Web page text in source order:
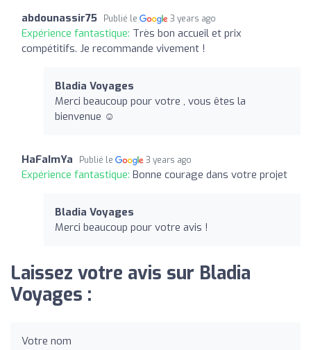
abdounassir75 Publié le 3 years ago
Expérience fantastique: Très bon accueil et prix
compétitifs. Je recommande vivement !
Bladia Voyages
Merci beaucoup pour votre , vous êtes la
bienvenue ☺️
HaFaImYa Publié le 3 years ago
Expérience fantastique: Bonne courage dans votre projet
Bladia Voyages
Merci beaucoup pour votre avis !
Laissez votre avis sur Bladia
Voyages :
Votre nom